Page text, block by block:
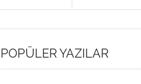
POPÜLER YAZILAR